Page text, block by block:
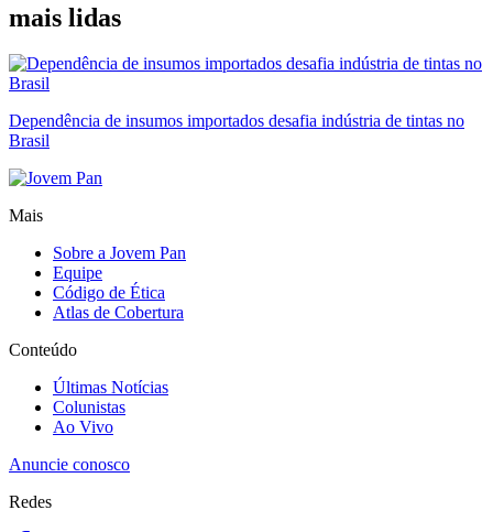
mais lidas
Dependência de insumos importados desafia indústria de tintas no
Brasil
Mais
Sobre a Jovem Pan
Equipe
Código de Ética
Atlas de Cobertura
Conteúdo
Últimas Notícias
Colunistas
Ao Vivo
Anuncie conosco
Redes